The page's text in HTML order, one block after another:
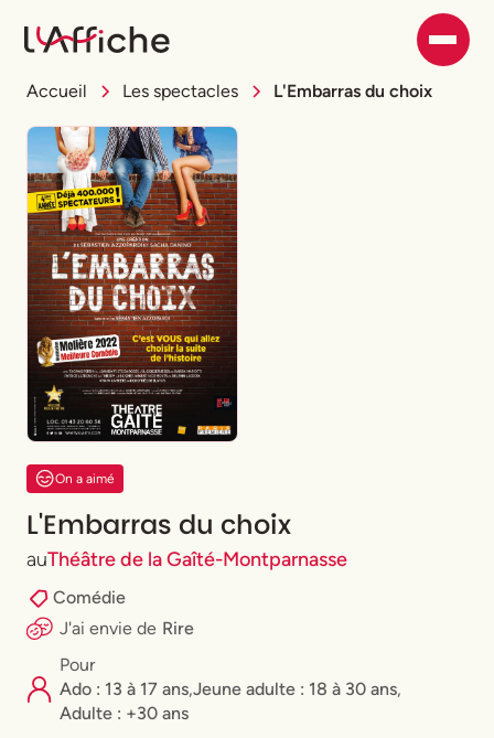
Accueil Les spectacles L'Embarras du choix
On a aimé
L'Embarras du choix
auThéâtre de la Gaîté-Montparnasse
Comédie
J'ai envie de Rire
Pour
Ado : 13 à 17 ans,⁠Jeune adulte : 18 à 30 ans,
Adulte : +30 ans